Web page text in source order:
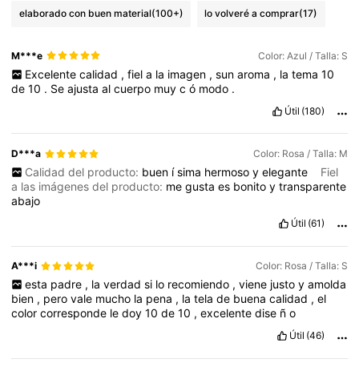
elaborado con buen material(100+) lo volveré a comprar(17)
M***e Color: Azul / Talla: S
Excelente calidad , fiel a la imagen , sun aroma , la tema 10
de10 . Seajustaalcuerpo muycó modo .
Útil (180)
D***a Color: Rosa / Talla: M
Calidad del producto: buen ísima hermoso y elegante
Fiel
a las imágenes del producto: megustaes bonitoytransparente
abajo
Útil (61)
A***i Color: Rosa / Talla: S
esta padre , la verdad si lo recomiendo , viene justo y amolda
bien , perovale mucho la pena , latelade buenacalidad ,el
colorcorresponde ledoy10de10 ,excelentedise ño
Útil (46)